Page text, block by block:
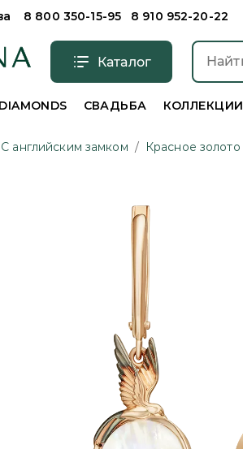
8 800 350-15-95 8 910 952-20-22
Каталог
DIAMONDS СВАДЬБА КОЛЛЕКЦИИ
С английским замком / Красное золото